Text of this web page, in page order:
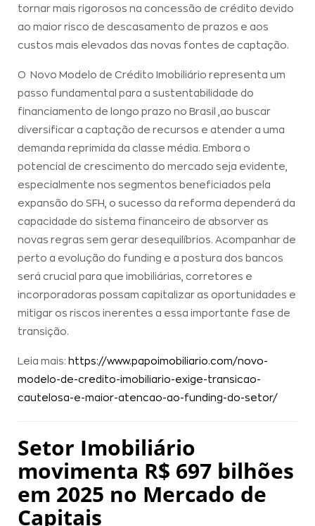
tornar mais rigorosos na concessão de crédito devido
ao maior risco de descasamento de prazos e aos
custos mais elevados das novas fontes de captação.
O Novo Modelo de Crédito Imobiliário representa um
passo fundamental para a sustentabilidade do
financiamento de longo prazo no Brasil ,ao buscar
diversificar a captação de recursos e atender a uma
demanda reprimida da classe média. Embora o
potencial de crescimento do mercado seja evidente,
especialmente nos segmentos beneficiados pela
expansão do SFH, o sucesso da reforma dependerá da
capacidade do sistema financeiro de absorver as
novas regras sem gerar desequilíbrios. Acompanhar de
perto a evolução do funding e a postura dos bancos
será crucial para que imobiliárias, corretores e
incorporadoras possam capitalizar as oportunidades e
mitigar os riscos inerentes a essa importante fase de
transição.
Leia mais: https://www.papoimobiliario.com/novo-
modelo-de-credito-imobiliario-exige-transicao-
cautelosa-e-maior-atencao-ao-funding-do-setor/
Setor Imobiliário
movimenta R$ 697 bilhões
em 2025 no Mercado de
Capitais